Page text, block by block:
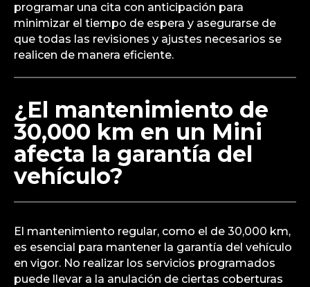
programar una cita con anticipación para
minimizar el tiempo de espera y asegurarse de
que todas las revisiones y ajustes necesarios se
realicen de manera eficiente.
¿El mantenimiento de
30,000 km en un Mini
afecta la garantía del
vehículo?
El mantenimiento regular, como el de 30,000 km,
es esencial para mantener la garantía del vehículo
en vigor. No realizar los servicios programados
puede llevar a la anulación de ciertas coberturas